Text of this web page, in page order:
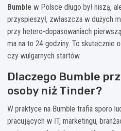
Bumble w Polsce długo był niszą,
przyspieszył, zwłaszcza w dużych
przy hetero-dopasowaniach
ma na to 24 godziny. To skutecznie
czy wulgarnych startów.
Dlaczego Bumble
osoby niż Tinder?
W praktyce na Bumble trafia sporo
pracujących w IT, marketingu,